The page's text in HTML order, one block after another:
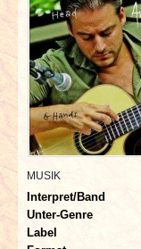
BERICHTE
INTERVIEWS
SPECIALS
REDAKTION
MUSIK
Interpret/Band
Unter-Genre
Label